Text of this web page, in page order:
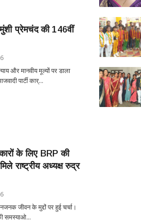
प्रेमचंद की 146वीं
और मानवीय मूल्यों पर डाला
पार्टी कार्...
के लिए BRP की
राष्ट्रीय अध्यक्ष रुद्र
जीवन के मुद्दों पर हुई चर्चा।
समस्याओ...